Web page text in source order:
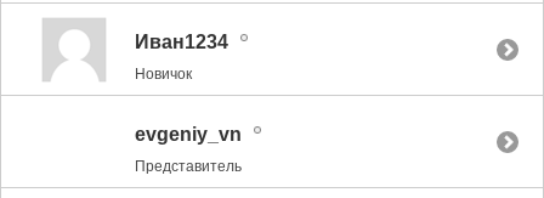
Иван1234
Новичок
evgeniy_vn
Представитель